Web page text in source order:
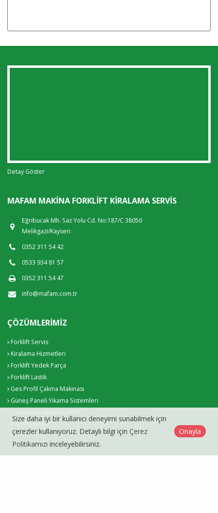
Detay Göster
MAFAM MAKINA FORKLIFT KIRALAMA SERVIS
Eğribucak Mh. Saz Yolu Cd. No:187/C 38050
Melikgazi/Kayseri
0352 311 54 42
0533 934 81 57
0352 311 54 47
info@mafam.com.tr
ÇÖZÜMLERIMIZ
Forklift Servis
Kiralama Hizmetleri
Forklift Yedek Parça
Forklift Lastik
Ges Profil Çakma Makinası
Güneş Paneli Yıkama Sistemleri
2. El Makinalar
Size daha iyi bir kullanıcı deneyimi sunabilmek için
çerezler kullanıyoruz. Detaylı bilgi için Çerez
Politikamızı inceleyebilirsiniz.
Onayla